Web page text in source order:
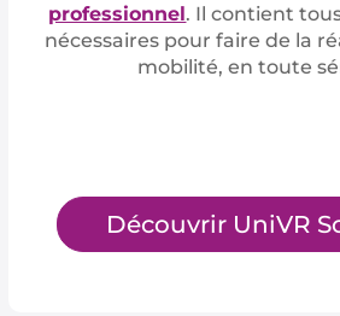
professionnel. Il contient
nécessaires pour faire de la
mobilité, en toute
Découvrir UniVR